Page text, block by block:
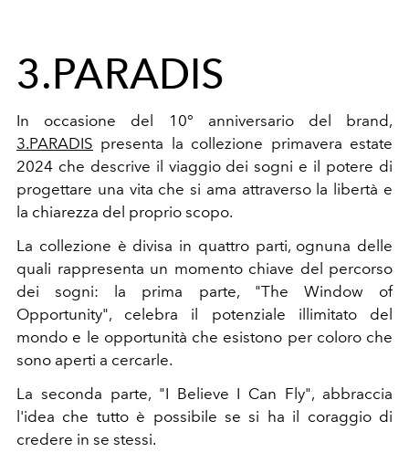
3.PARADIS
In occasione del 10° anniversario del brand,
3.PARADIS presenta la collezione primavera estate
2024 che descrive il viaggio dei sogni e il potere di
progettare una vita che si ama attraverso la libertà e
la chiarezza del proprio scopo.
La collezione è divisa in quattro parti, ognuna delle
quali rappresenta un momento chiave del percorso
dei sogni: l a prima parte, "The Window of
Opportunity", celebra il potenziale illimitato del
mondo e le opportunità che esistono per coloro che
sono aperti a cercarle.
La seconda parte, "I Believe I Can Fly", abbraccia
l'idea che tutto è possibile se si ha il coraggio di
credere in se stessi.